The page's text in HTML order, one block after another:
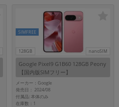
128GB nanoSIM
SIMFREE
Google Pixel9 G1B60 128GB Peony
【国内版SIMフリー】
メーカー：Google
発売日： 2024/08
付属品: 本体のみ
在庫数：1